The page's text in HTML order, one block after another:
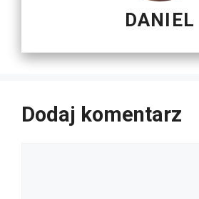
DANIEL
Dodaj komentarz